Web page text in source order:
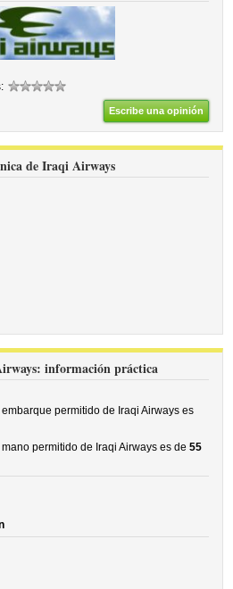
Escribe una opinión
de Iraqi Airways
información práctica
permitido de Iraqi Airways es
permitido de Iraqi Airways es de55